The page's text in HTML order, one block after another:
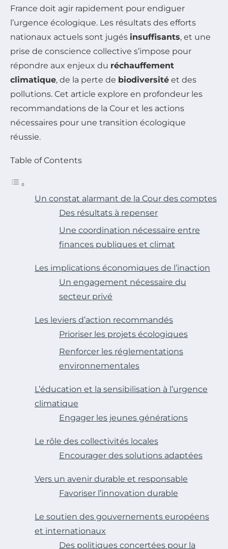
France doit agir rapidement pour endiguer
l’urgence écologique. Les résultats des efforts
nationaux actuels sont jugés insuffisants, et une
prise de conscience collective s’impose pour
répondre aux enjeux du réchauffement
climatique, de la perte de biodiversité et des
pollutions. Cet article explore en profondeur les
recommandations de la Cour et les actions
nécessaires pour une transition écologique
réussie.
Table of Contents
Un constat alarmant de la Cour des comptes
Des résultats à repenser
Une coordination nécessaire entre
finances publiques et climat
Les implications économiques de l’inaction
Un engagement nécessaire du
secteur privé
Les leviers d’action recommandés
Prioriser les projets écologiques
Renforcer les réglementations
environnementales
L’éducation et la sensibilisation à l’urgence
climatique
Engager les jeunes générations
Le rôle des collectivités locales
Encourager des solutions adaptées
Vers un avenir durable et responsable
Favoriser l’innovation durable
Le soutien des gouvernements européens
et internationaux
Des politiques concertées pour la